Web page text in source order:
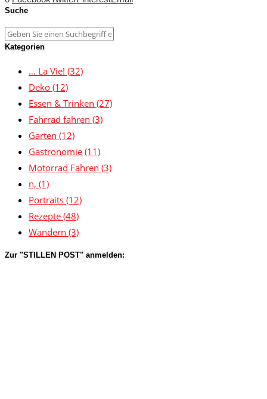
Suche
Kategorien
… La Vie! (32)
Deko (12)
Essen & Trinken (27)
Fahrrad fahren (3)
Garten (12)
Gastronomie (11)
Motorrad Fahren (3)
n, (1)
Portraits (12)
Rezepte (48)
Wandern (3)
Zur "STILLEN POST" anmelden: